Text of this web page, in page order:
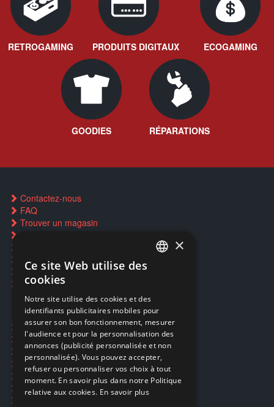
RETROGAMING PRODUITS DIGITAUX ECOGAMING
GOODIES RÉPARATIONS
Contactez-nous
FAQ
Trouver un magasin
Restauration CD griffés
Réparations & SAV
Smartpoints
Ecogaming
Expédition & retours
Confidentialité
Conditions générales
EA Sport UFC 6
Call of Duty: Modern Warfare 4
Rachat et revente de jeux en cash
ENGLISH
×
Ce site Web utilise des
cookies
Notre site utilise des cookies et des
identifiants publicitaires mobiles pour
assurer son bon fonctionnement, mesurer
l'audience et pour la personnalisation des
annonces (publicité personnalisée et non
personnalisée). Vous pouvez accepter,
refuser ou personnaliser vos choix à tout
moment. En savoir plus dans notre Politique
relative aux cookies. En savoir plus